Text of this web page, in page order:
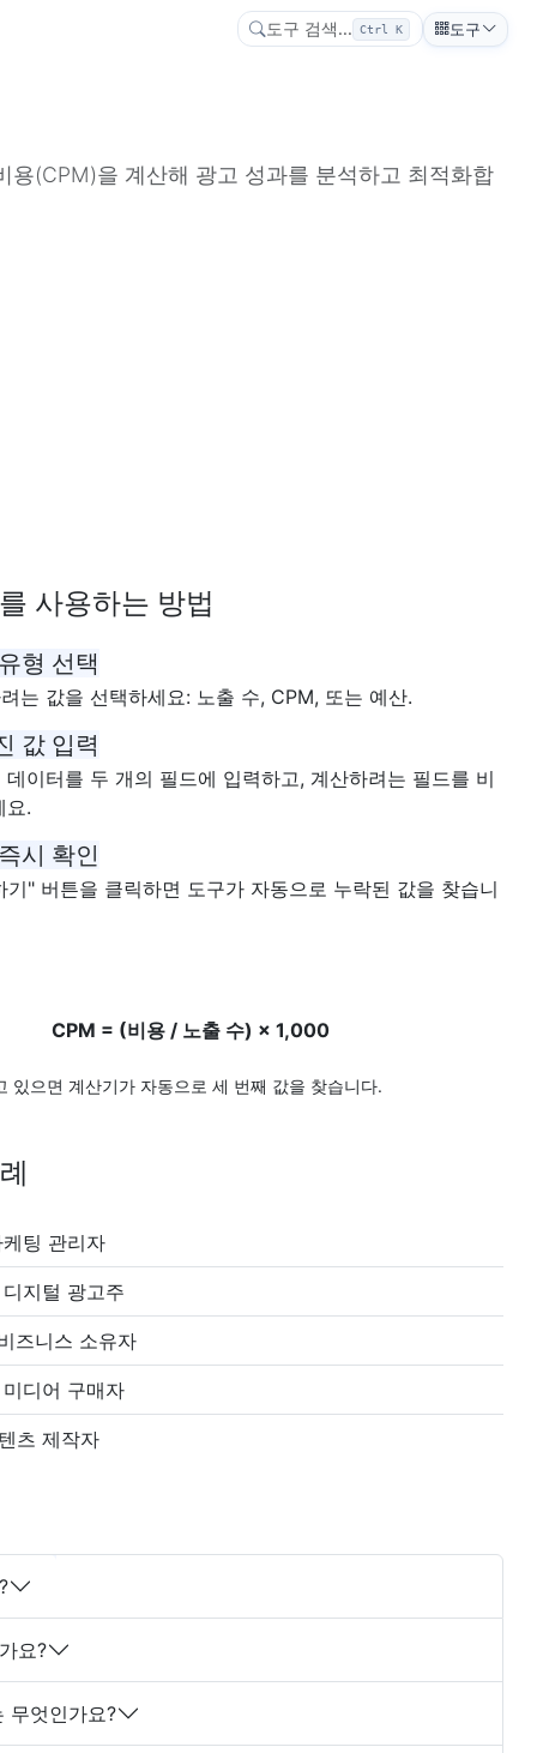
도구 검색... Ctrl K 도구
(CPM)을 계산해 광고 성과를 분석하고 최적화합
사용하는 방법
형 선택
는 값을 선택하세요: 노출 수, CPM, 또는 예산.
값 입력
데이터를 두 개의 필드에 입력하고, 계산하려는 필드를 비
요.
시 확인
기" 버튼을 클릭하면 도구가 자동으로 누락된 값을 찾습니
CPM = (비용 / 노출 수) × 1,000
있으면 계산기가 자동으로 세 번째 값을 찾습니다.
팅 관리자
지털 광고주
즈니스 소유자
디어 구매자
츠 제작자
요?
무엇인가요?